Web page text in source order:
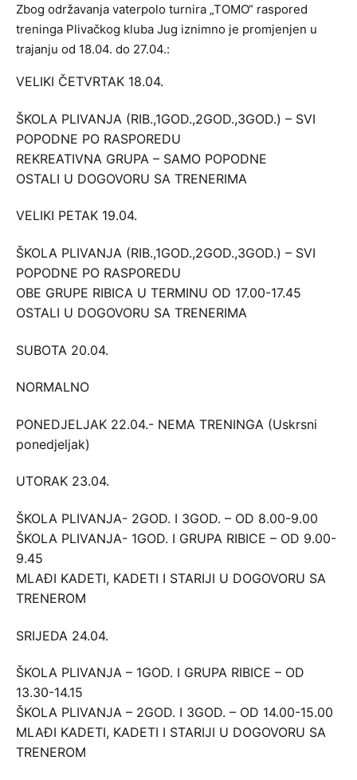
Zbog održavanja vaterpolo turnira „TOMO“ raspored
treninga Plivačkog kluba Jug iznimno je promjenjen u
trajanju od 18.04. do 27.04.:
VELIKI ČETVRTAK 18.04.
ŠKOLA PLIVANJA (RIB.,1GOD.,2GOD.,3GOD.) – SVI
POPODNE PO RASPOREDU
REKREATIVNA GRUPA – SAMO POPODNE
OSTALI U DOGOVORU SA TRENERIMA
VELIKI PETAK 19.04.
ŠKOLA PLIVANJA (RIB.,1GOD.,2GOD.,3GOD.) – SVI
POPODNE PO RASPOREDU
OBE GRUPE RIBICA U TERMINU OD 17.00-17.45
OSTALI U DOGOVORU SA TRENERIMA
SUBOTA 20.04.
NORMALNO
PONEDJELJAK 22.04.- NEMA TRENINGA (Uskrsni
ponedjeljak)
UTORAK 23.04.
ŠKOLA PLIVANJA- 2GOD. I 3GOD. – OD 8.00-9.00
ŠKOLA PLIVANJA- 1GOD. I GRUPA RIBICE – OD 9.00-
9.45
MLAĐI KADETI, KADETI I STARIJI U DOGOVORU SA
TRENEROM
SRIJEDA 24.04.
ŠKOLA PLIVANJA – 1GOD. I GRUPA RIBICE – OD
13.30-14.15
ŠKOLA PLIVANJA – 2GOD. I 3GOD. – OD 14.00-15.00
MLAĐI KADETI, KADETI I STARIJI U DOGOVORU SA
TRENEROM